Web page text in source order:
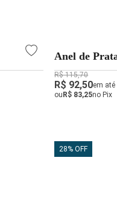
Anel de
R$ 115,70
R$ 92,50em até
ou R$ 83,25no Pix
28% OFF